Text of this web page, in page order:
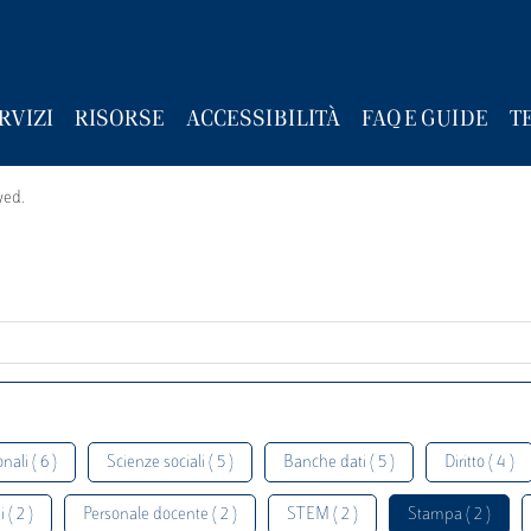
RISORSE ACCESSIBILITÀ FAQ E GUIDE
( 6 ) Scienze sociali ( 5 ) Banche dati ( 5 ) Diritto ( 4 )
( 2 ) Personale docente ( 2 ) STEM ( 2 ) Stampa ( 2 )